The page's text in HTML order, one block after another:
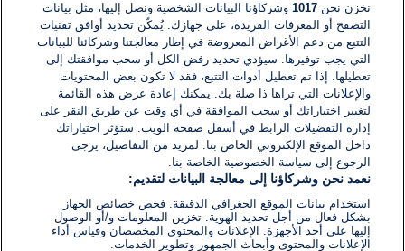
اكتب تعليقًا جديدًا ...
نخزن نحن1017 وشركاؤنا البيانات الشخصية ونصل إليها، مثل بيانات
التصفح أو المعرفات الفريدة، على جهازك. يُمكّن تحديد أوافق تقنيات
التتبع من دعم الأغراض المعروضة في إطار معالجتنا وشركائنا للبيانات
التي يجب توفيرها. سيؤدي تحديد رفض الكل أو سحب موافقتك إلى
تعطيلها. إذا تم تعطيل أدوات التتبع، فقد لا تكون بعض المحتويات
والإعلانات التي تراها ذا صلة بك. يمكنك إعادة عرض هذه القائمة
لتغيير اختياراتك أو سحب الموافقة في أي وقت عن طريق النقر على
إدارة التفضيلات الرابط في أسفل صفحة الويب. ستؤثر اختياراتك
داخل الموقع الإلكتروني الخاص بنا. لمزيد من التفاصيل، يرجى
الرجوع إلى سياسة الخصوصية الخاصة بنا.
نعمد نحن وشركاؤنا إلى معالجة البيانات لتقديم:
استخدام بيانات الموقع الجغرافي الدقيقة. فحص خصائص الجهاز
بشكل فعال من أجل تحديد الهوية. تخزين المعلومات و/أو الوصول
إليها على أحد الأجهزة. الإعلانات والمحتوى المخصصان وقياس أداء
الإعلانات والمحتوى وأبحاث الجمهور وتطوير الخدمات.